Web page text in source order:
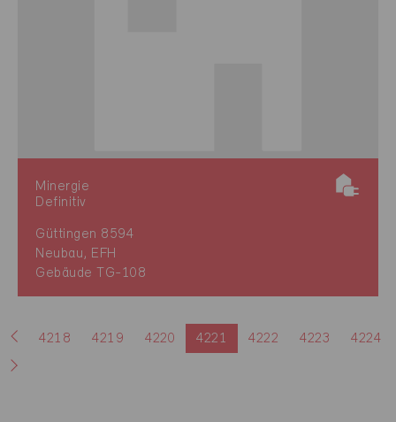
Minergie
Definitiv
Güttingen 8594
Neubau, EFH
Gebäude TG-108
4218 4219 4220 4221 4222 4223 4224